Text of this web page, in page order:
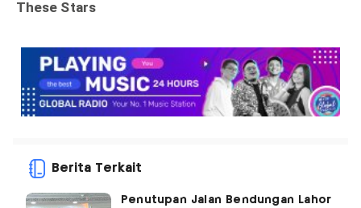
Berita Terkait
Penutupan Jalan Bendungan Lahor